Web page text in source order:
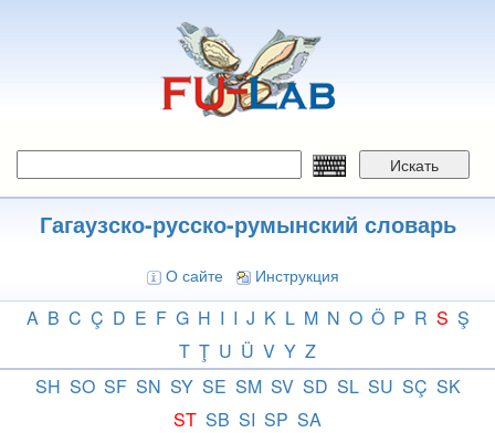
Искать
Гагаузско-русско-румынский словарь
О сайте Инструкция
A B C Ç D E F G H I I J K L M N O Ö P R S Ş
T Ţ U Ü V Y Z
SH SO SF SN SY SE SM SV SD SL SU SÇ SK
ST SB SI SP SA